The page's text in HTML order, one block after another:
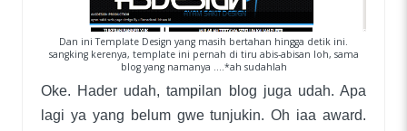
Dan ini Template Design yang masih bertahan hingga detik ini.
sangking kerenya, template ini pernah di tiru abis-abisan loh, sama
blog yang namanya ....*ah sudahlah
Oke. Hader udah, tampilan blog juga udah. Apa
lagi ya yang belum gwe tunjukin. Oh iaa award.